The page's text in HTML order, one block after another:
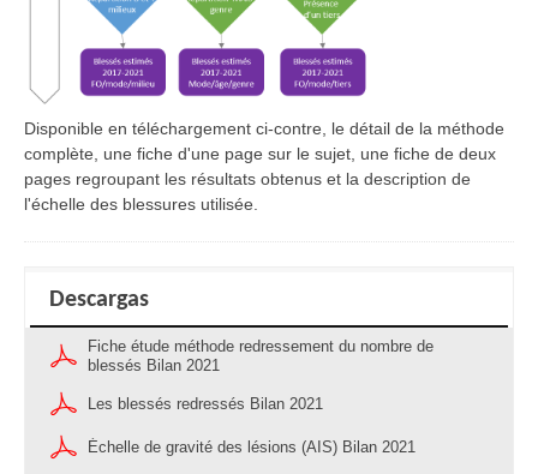
Disponible en téléchargement ci-contre, le détail de la méthode
complète, une fiche d'une page sur le sujet, une fiche de deux
pages regroupant les résultats obtenus et la description de
l'échelle des blessures utilisée.
Descargas
Fiche étude méthode redressement du nombre de
blessés Bilan 2021
Les blessés redressés Bilan 2021
Échelle de gravité des lésions (AIS) Bilan 2021